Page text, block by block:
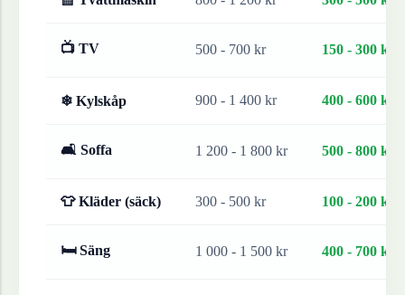
📺 TV 500 - 700 kr 150 - 300 kr
❄ Kylskåp 900 - 1 400 kr 400 - 600 kr
🛋 Soffa 1 200 - 1 800 kr 500 - 800 kr
👕 Kläder (säck) 300 - 500 kr 100 - 200 kr
🛏 Säng 1 000 - 1 500 kr 400 - 700 kr